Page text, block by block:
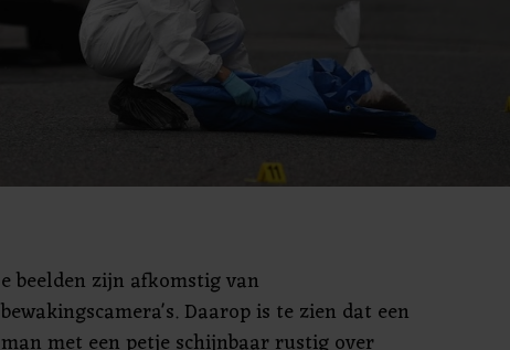
e beelden zijn afkomstig van
bewakingscamera's. Daarop is te zien dat een